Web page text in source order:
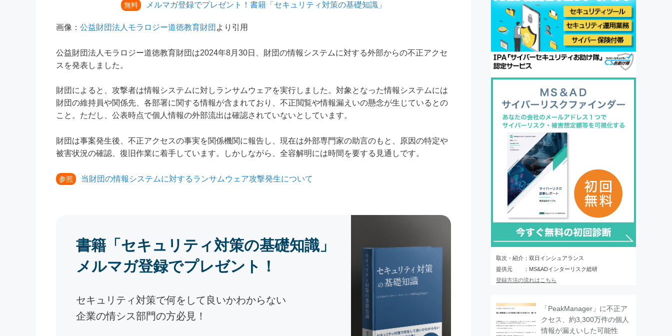
無料 メルマガ登録でプレゼント！書籍「セキュリティ対策の基礎知識」
画像： 公益財団法人モラロジー道徳教育財団 より引用
公益財団法人モラロジー道徳教育財団は2024年8月30日、財団の情報システムに対する外部からの不正アクセ
スを発表しました。
財団によると、攻撃者は情報システムに対しランサムウェアを実行しました。対象となった情報システムには
財団の維持員や関係先、各部署に関する情報が含まれており、不正閲覧や情報漏えいの懸念が生じているとの
こと。ただし、公表時点で個人情報の外部流出は確認されていないとしています。
財団は事案発生後、不正アクセスの事実を関係機関に報告し、現在は外部専門家の助言のもと、原因の特定や
被害状況の確認、復旧作業に着手しています。しかしながら、全容解明には時間を要する見通しです。
参照 当財団の情報システムに対するランサムウェア攻撃発生について
書籍「セキュリティ対策の基礎知識」
メルマガ登録でプレゼント！
セキュリティ対策で何をして良いかわからない
企業の情シス部門の方必見！
取次・紹介：双日インシュアランス
提供元 ：MS&ADインターリスク総研
登録方法の流れはこちら
「PeakManager」に不正ア
クセス、約3,300万件の個人
情報が漏えいした可能性